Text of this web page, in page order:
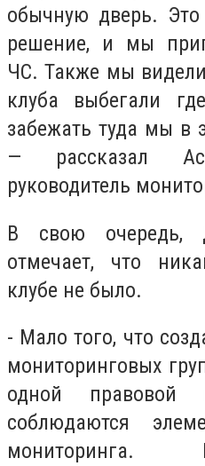
обычную дверь. Это
решение, и мы
ЧС. Также мы
клуба выбегали
забежать туда мы в
— рассказал
руководитель
В свою очередь,
отмечает, что
клубе не было.
- Мало того, что
мониторинговых
одной
соблюдаются
мониторинга.